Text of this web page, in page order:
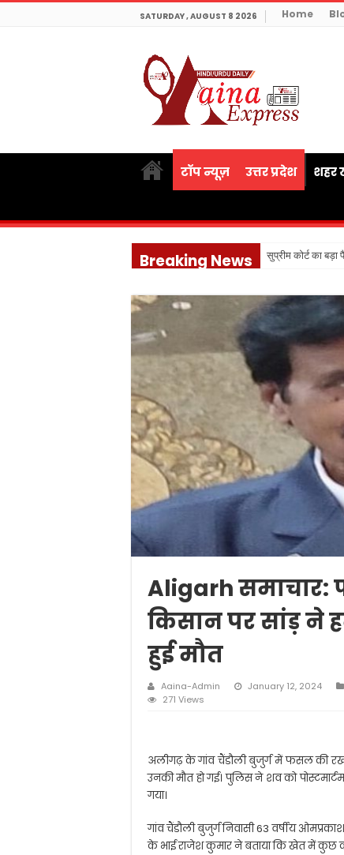
SATURDAY , AUGUST 8 2026 Home
टॉप न्यूज़ उत्तर प्रदेश शहर
Breaking News सुप्रीम कोर्ट का
Aligarh
किसान पर सांड़ ने
हुई मौत
Aaina-Admin January 12, 2024
271 Views
अलीगढ़ के गांव चैंडौली बुजुर्ग में फसल की
उनकी मौत हो गई। पुलिस ने शव को
गया।
गांव चैंडौली बुजुर्ग निवासी 63 वर्षीय
के भाई राजेश कुमार ने बताया कि खेत में कुछ